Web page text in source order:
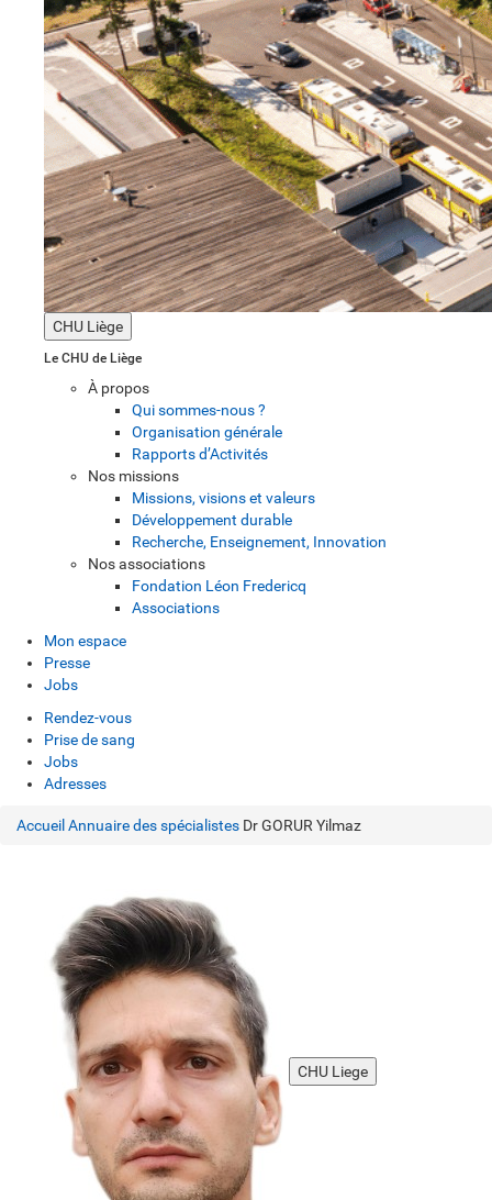
CHU Liège
Le CHU de Liège
À propos
Qui sommes-nous ?
Organisation générale
Rapports d’Activités
Nos missions
Missions, visions et valeurs
Développement durable
Recherche, Enseignement, Innovation
Nos associations
Fondation Léon Fredericq
Associations
Mon espace
Presse
Jobs
Rendez-vous
Prise de sang
Jobs
Adresses
Accueil Annuaire des spécialistes Dr GORUR Yilmaz
CHU Liege